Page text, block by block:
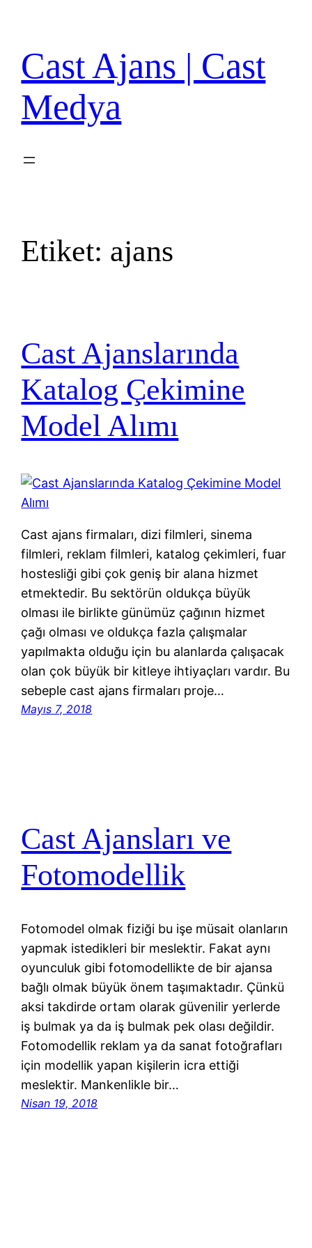
Cast Ajans | Cast
Medya
Etiket: ajans
Cast Ajanslarında
Katalog Çekimine
Model Alımı
Cast ajans firmaları, dizi filmleri, sinema
filmleri, reklam filmleri, katalog çekimleri, fuar
hostesliği gibi çok geniş bir alana hizmet
etmektedir. Bu sektörün oldukça büyük
olması ile birlikte günümüz çağının hizmet
çağı olması ve oldukça fazla çalışmalar
yapılmakta olduğu için bu alanlarda çalışacak
olan çok büyük bir kitleye ihtiyaçları vardır. Bu
sebeple cast ajans firmaları proje…
Mayıs 7, 2018
Cast Ajansları ve
Fotomodellik
Fotomodel olmak fiziği bu işe müsait olanların
yapmak istedikleri bir meslektir. Fakat aynı
oyunculuk gibi fotomodellikte de bir ajansa
bağlı olmak büyük önem taşımaktadır. Çünkü
aksi takdirde ortam olarak güvenilir yerlerde
iş bulmak ya da iş bulmak pek olası değildir.
Fotomodellik reklam ya da sanat fotoğrafları
için modellik yapan kişilerin icra ettiği
meslektir. Mankenlikle bir…
Nisan 19, 2018